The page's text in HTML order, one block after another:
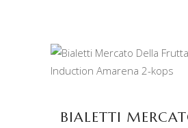
TOEVOEGEN
WINKELWAGEN
BIALETTI